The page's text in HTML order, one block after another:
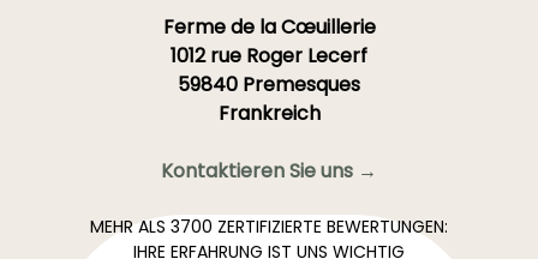
Ferme de la Cœuillerie
1012 rue Roger Lecerf
59840 Premesques
Frankreich
Kontaktieren Sie uns →
MEHR ALS 3700 ZERTIFIZIERTE BEWERTUNGEN:
IHRE ERFAHRUNG IST UNS WICHTIG